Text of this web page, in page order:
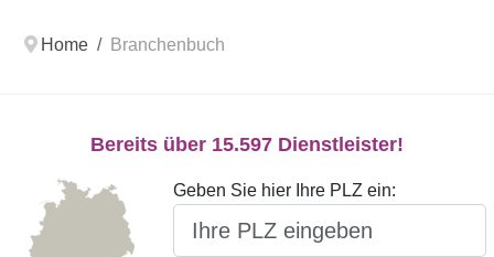
Home Branchenbuch
Bereits über 15.597 Dienstleister!
Geben Sie hier Ihre PLZ ein: